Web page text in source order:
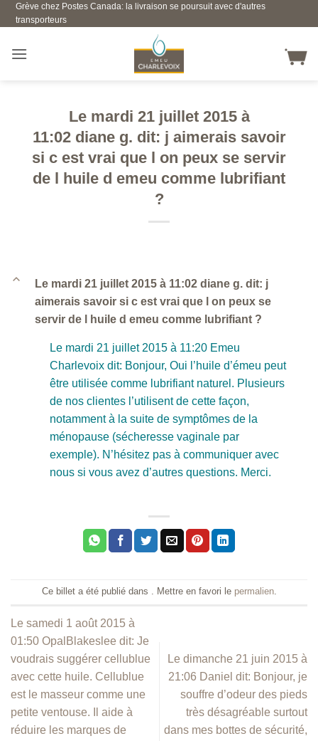
Skip
to
Grève chez Postes Canada: la livraison se poursuit avec d'autres
transporteurs
Le mardi 21 juillet 2015 à
11:02 diane g. dit: j aimerais savoir
si c est vrai que l on peux se servir
de l huile d emeu comme lubrifiant
?
B
Le mardi 21 juillet 2015 à 11:02 diane g. dit: j
aimerais savoir si c est vrai que l on peux se
servir de l huile d emeu comme lubrifiant ?
Le mardi 21 juillet 2015 à 11:20 Emeu
Charlevoix dit: Bonjour, Oui l’huile d’émeu peut
être utilisée comme lubrifiant naturel. Plusieurs
de nos clientes l’utilisent de cette façon,
notamment à la suite de symptômes de la
ménopause (sécheresse vaginale par
exemple). N’hésitez pas à communiquer avec
nous si vous avez d’autres questions. Merci.
Ce billet a été publié dans . Mettre en favori le permalien.
Le samedi 1 août 2015 à
01:50 OpalBlakeslee dit: Je
voudrais suggérer cellublue
avec cette huile. Cellublue
est le masseur comme une
petite ventouse. Il aide à
réduire les marques de
Le dimanche 21 juin 2015 à
21:06 Daniel dit: Bonjour, je
souffre d’odeur des pieds
très désagréable surtout
dans mes bottes de sécurité,